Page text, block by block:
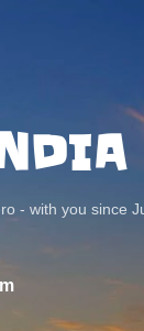
- with you since